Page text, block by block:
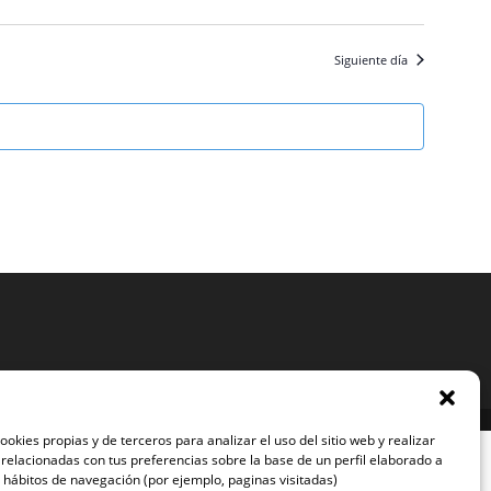
propias y de terceros para analizar el uso del sitio web y realizar
con tus preferencias sobre la base de un perfil elaborado a
de navegación (por ejemplo, paginas visitadas)
Siguiente día